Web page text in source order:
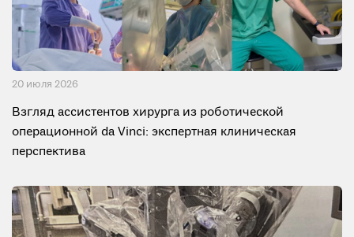
20 июля 2026
Взгляд ассистентов хирурга из роботической
операционной da Vinci: экспертная клиническая
перспектива